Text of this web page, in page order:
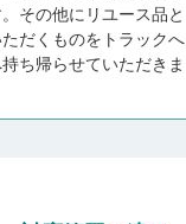
その他にリユース品と
だくものをトラックへ
ち帰らせていただきま